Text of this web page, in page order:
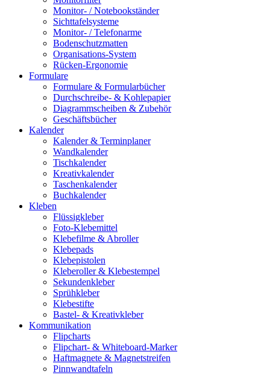
Monitor- / Notebookständer
Sichttafelsysteme
Monitor- / Telefonarme
Bodenschutzmatten
Organisations-System
Rücken-Ergonomie
Formulare
Formulare & Formularbücher
Durchschreibe- & Kohlepapier
Diagrammscheiben & Zubehör
Geschäftsbücher
Kalender
Kalender & Terminplaner
Wandkalender
Tischkalender
Kreativkalender
Taschenkalender
Buchkalender
Kleben
Flüssigkleber
Foto-Klebemittel
Klebefilme & Abroller
Klebepads
Klebepistolen
Kleberoller & Klebestempel
Sekundenkleber
Sprühkleber
Klebestifte
Bastel- & Kreativkleber
Kommunikation
Flipcharts
Flipchart- & Whiteboard-Marker
Haftmagnete & Magnetstreifen
Pinnwandtafeln